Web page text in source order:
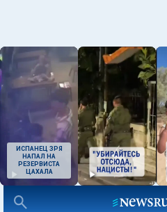
ИСПАНЕЦ ЗРЯ
НАПАЛ НА
РЕЗЕРВИСТА
ЦАХАЛА